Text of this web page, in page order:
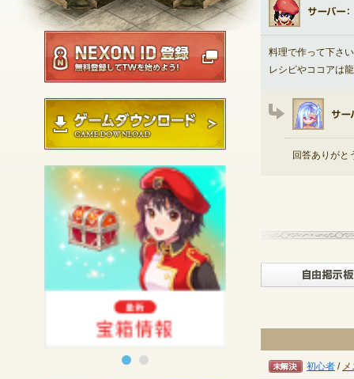
NEXON ID登録
ゲームダウンロード
料理で作って下さ
レシピやココアは
回答ありがと
未解決
初心者 /